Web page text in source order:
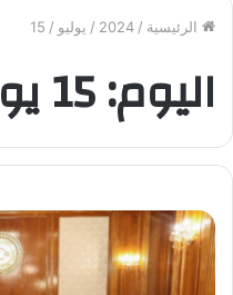
الرئيسية /
2024
/ يوليو /
15
اليوم:15 يوليو، 2024